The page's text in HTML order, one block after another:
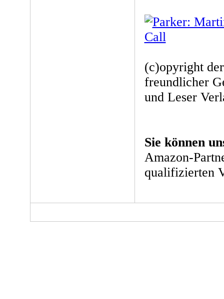
(c)opyright
freundlicher
und Leser
Sie können
Amazon-
qualifizierten